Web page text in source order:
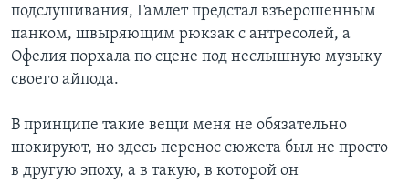
подслушивания, Гамлет предстал взъерошенным
панком, швыряющим рюкзак с антресолей, а
Офелия порхала по сцене под неслышную музыку
своего айпода.
В принципе такие вещи меня не обязательно
шокируют, но здесь перенос сюжета был не просто
в другую эпоху, а в такую, в которой он